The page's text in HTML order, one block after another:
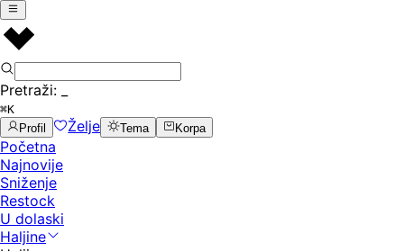
Pretraži:
⌘K
Profil
Želje Tema Korpa
Početna
Najnovije
Sniženje
Restock
U dolaski
Haljine